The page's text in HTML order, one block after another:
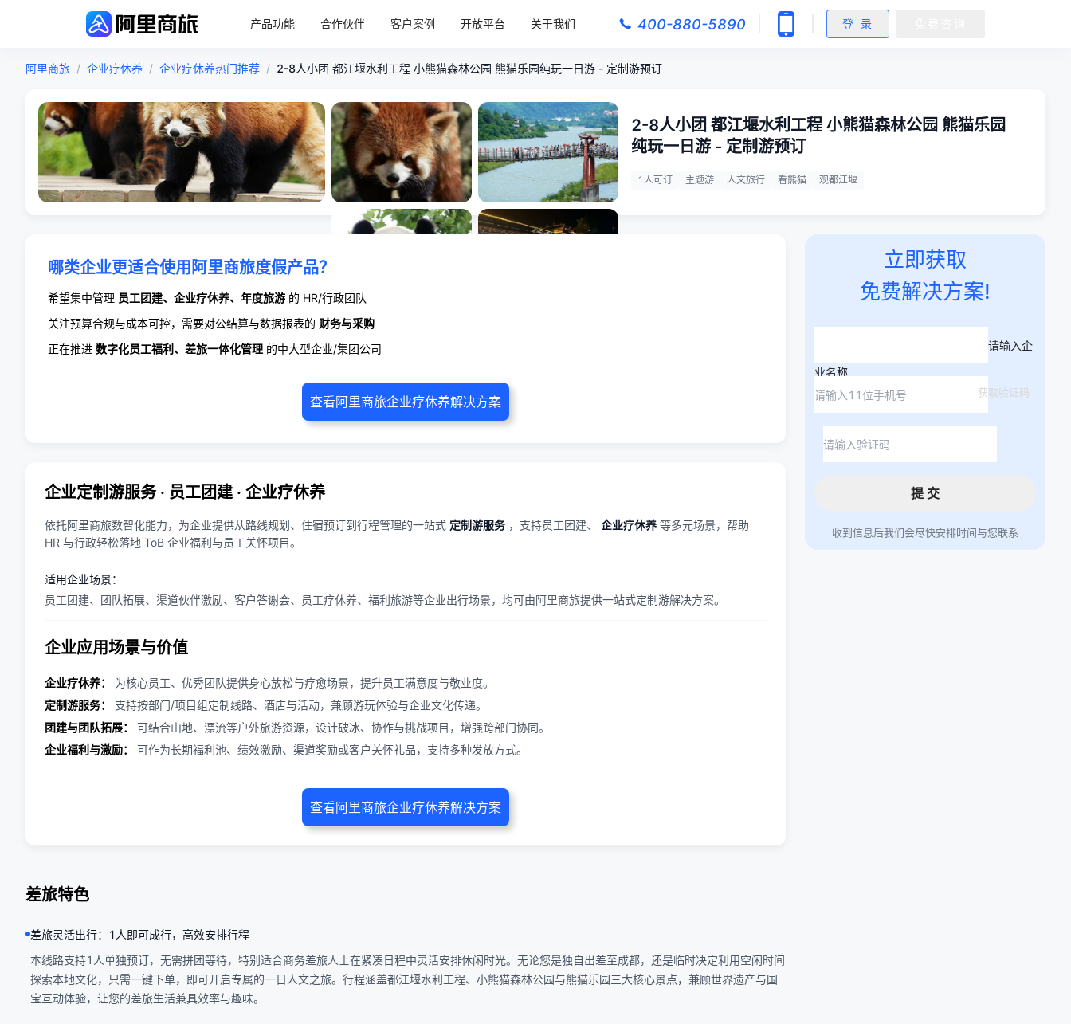
产品功能 合作伙伴 客户案例 开放平台 关于我们 400-880-5890 登 录
阿里商旅 / 企业疗休养 / 企业疗休养热门推荐 / 2-8人小团 都江堰水利工程 小熊猫森林公园 熊猫乐园纯玩一日游 - 定制游预订
2-8人小团 都江堰水利工程 小熊猫森林公园 熊猫乐园
纯玩一日游 - 定制游预订
1人可订 主题游 人文旅行 看熊猫 观都江堰
哪类企业更适合使用阿里商旅度假产品？
希望集中管理 员工团建、企业疗休养、年度旅游 的 HR/行政团队
关注预算合规与成本可控，需要对公结算与数据报表的 财务与采购
正在推进 数字化员工福利、差旅一体化管理 的中大型企业/集团公司
查看阿里商旅企业疗休养解决方案
企业定制游服务 · 员工团建 · 企业疗休养
依托阿里商旅数智化能力，为企业提供从路线规划、住宿预订到行程管理的一站式 定制游服务 ，支持员工团建、 企业疗休养 等多元场景，帮助
HR 与行政轻松落地 ToB 企业福利与员工关怀项目。
适用企业场景：
员工团建、团队拓展、渠道伙伴激励、客户答谢会、员工疗休养、福利旅游等企业出行场景，均可由阿里商旅提供一站式定制游解决方案。
企业应用场景与价值
企业疗休养：
为核心员工、优秀团队提供身心放松与疗愈场景，提升员工满意度与敬业度。
定制游服务：
支持按部门/项目组定制线路、酒店与活动，兼顾游玩体验与企业文化传递。
团建与团队拓展：
可结合山地、漂流等户外旅游资源，设计破冰、协作与挑战项目，增强跨部门协同。
企业福利与激励：
可作为长期福利池、绩效激励、渠道奖励或客户关怀礼品，支持多种发放方式。
查看阿里商旅企业疗休养解决方案
差旅特色
差旅灵活出行：1人即可成行，高效安排行程
本线路支持1人单独预订，无需拼团等待，特别适合商务差旅人士在紧凑日程中灵活安排休闲时光。无论您是独自出差至成都，还是临时决定利用空闲时间
探索本地文化，只需一键下单，即可开启专属的一日人文之旅。行程涵盖都江堰水利工程、小熊猫森林公园与熊猫乐园三大核心景点，兼顾世界遗产与国
宝互动体验，让您的差旅生活兼具效率与趣味。
立即获取
免费解决方案!
请输入企
业名称
获取验证码
提 交
收到信息后我们会尽快安排时间与您联系